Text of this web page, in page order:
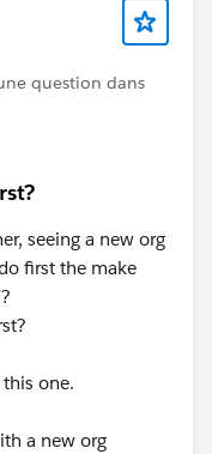
question dans
seeing a new org
first the make
one.
a new org